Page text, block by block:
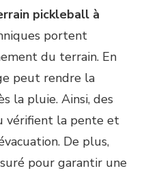
pickleball à
portent
du terrain. En
peut rendre la
la pluie. Ainsi, des
vérifient la pente et
De plus,
pour garantir une